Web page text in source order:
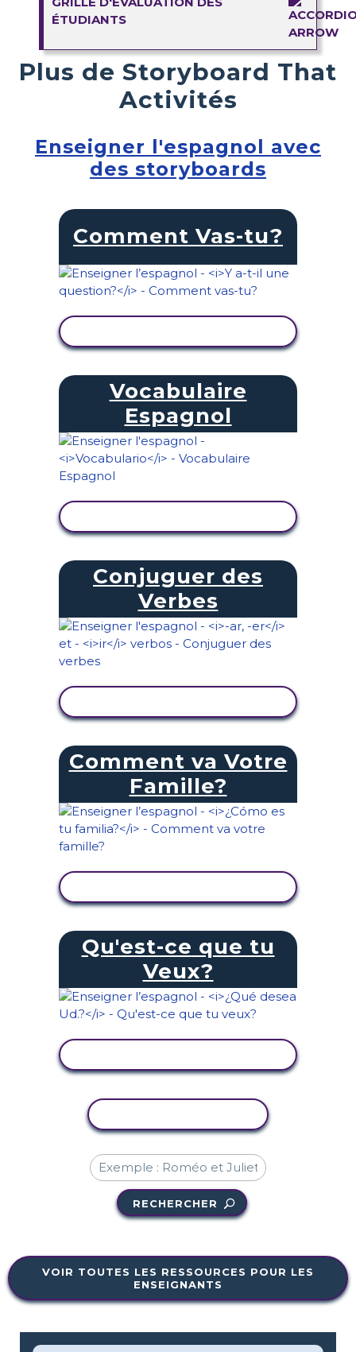
ÉTUDIANTS
Plus de Storyboard That
Activités
Enseigner l'espagnol avec
des storyboards
Comment Vas-tu?
Vocabulaire
Espagnol
Conjuguer des
Verbes
Comment va Votre
Famille?
Qu'est-ce que tu
Veux?
RECHERCHER
VOIR TOUTES LES RESSOURCES POUR LES
ENSEIGNANTS